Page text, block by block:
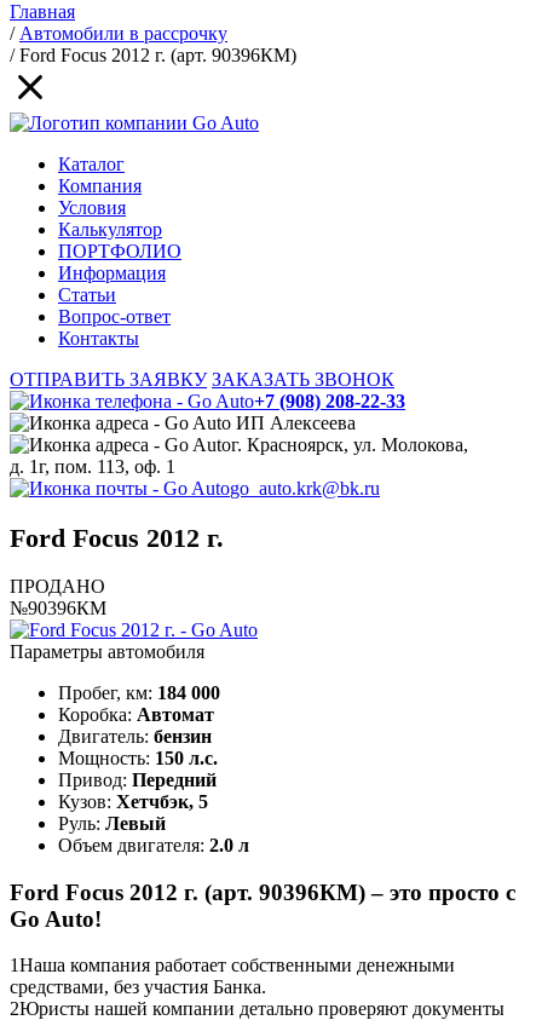
Главная
/Автомобили в рассрочку
/Ford Focus 2012 г. (арт. 90396КМ)
Каталог
Компания
Условия
Калькулятор
ПОРТФОЛИО
Информация
Статьи
Вопрос-ответ
Контакты
ОТПРАВИТЬ ЗАЯВКУ ЗАКАЗАТЬ ЗВОНОК
+7 (908) 208-22-33
ИП Алексеева
г. Красноярск, ул. Молокова,
д. 1г, пом. 113, оф. 1
go_auto.krk@bk.ru
Ford Focus 2012 г.
ПРОДАНО
№90396КМ
Параметры автомобиля
Пробег, км: 184 000
Коробка: Автомат
Двигатель: бензин
Мощность: 150 л.с.
Привод: Передний
Кузов: Хетчбэк, 5
Руль: Левый
Объем двигателя: 2.0 л
Ford Focus 2012 г. (арт. 90396КМ) – это просто с
Go Auto!
1Наша компания работает собственными денежными
средствами, без участия Банка.
2Юристы нашей компании детально проверяют документы